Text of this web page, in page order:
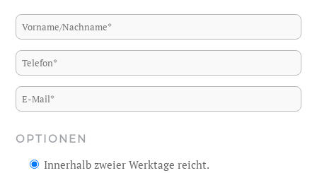
OPTIONEN
Innerhalb zweier Werktage reicht.